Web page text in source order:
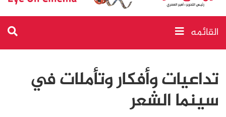
القائمه
تداعيات وأفكار وتأملات في
سينما الشعر